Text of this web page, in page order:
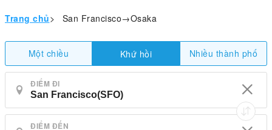
Trang chủ> San Francisco→Osaka
Một chiều Khứ hồi Nhiều thành phố
ĐIỂM ĐI
ĐIỂM ĐẾN